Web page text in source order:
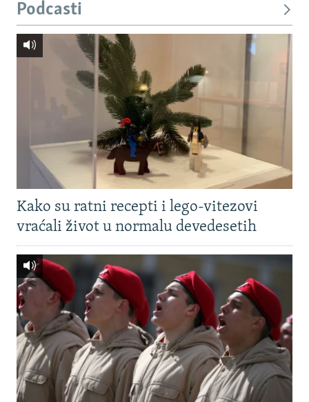
Podcasti
Kako su ratni recepti i lego-vitezovi
vraćali život u normalu devedesetih